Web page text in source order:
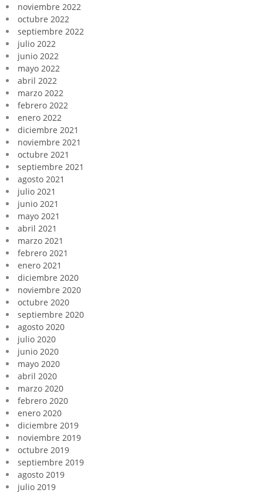
noviembre 2022
octubre 2022
septiembre 2022
julio 2022
junio 2022
mayo 2022
abril 2022
marzo 2022
febrero 2022
enero 2022
diciembre 2021
noviembre 2021
octubre 2021
septiembre 2021
agosto 2021
julio 2021
junio 2021
mayo 2021
abril 2021
marzo 2021
febrero 2021
enero 2021
diciembre 2020
noviembre 2020
octubre 2020
septiembre 2020
agosto 2020
julio 2020
junio 2020
mayo 2020
abril 2020
marzo 2020
febrero 2020
enero 2020
diciembre 2019
noviembre 2019
octubre 2019
septiembre 2019
agosto 2019
julio 2019